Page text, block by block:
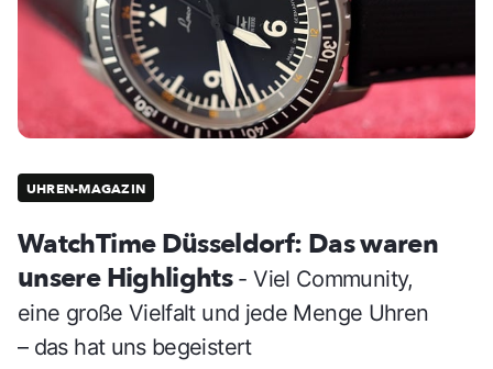
UHREN-MAGAZIN
WatchTime Düsseldorf: Das waren
unsere Highlights - Viel Community,
eine große Vielfalt und jede Menge Uhren
– das hat uns begeistert